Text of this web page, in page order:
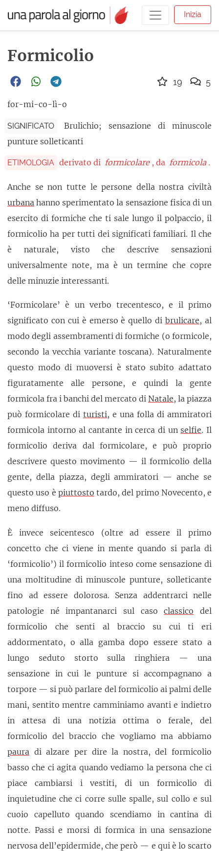
Inizia
Formicolio
for-mi-co-lì-o
SIGNIFICATO
Brulichio; sensazione di minuscole
punture solleticanti
ETIMOLOGIA derivato di formicolare , da formicola .
Anche se non tutte le persone della nostra civiltà
urbana hanno sperimentato la sensazione fisica di un
esercito di formiche che ti sale lungo il polpaccio, il
formicolio ha per tutti dei significati familiari. Il che
è naturale, visto che descrive sensazioni
universalmente note, ma è un termine che copre
delle minuzie interessanti.
‘Formicolare’ è un verbo trecentesco, e il primo
significato con cui è emerso è quello dibrulicare, al
modo degli assembramenti di formiche (o formicole,
secondo la vecchia variante toscana). Naturalmente
questo modo di muoversi è stato subito adattato
figuratamente alle persone, e quindi la gente
formicola fra i banchi del mercato di Natale, la piazza
può formicolare di turisti, e una folla di ammiratori
formicola intorno al cantante in cerca di un selfie. Il
formicolio deriva dal formicolare, e può proprio
descrivere questo movimento — il formicolio della
gente, della piazza, degli ammiratori — anche se
questo uso è piuttosto tardo, del primo Novecento, e
meno diffuso.
È invece seicentesco (oltre ad essere il primo
concetto che ci viene in mente quando si parla di
‘formicolio’) il formicolio inteso come sensazione di
una moltitudine di minuscole punture, solleticante
fino ad essere dolorosa. Senza addentrarci nelle
patologie né impantanarci sul casoclassico del
formicolio che senti al braccio su cui ti eri
addormentato, o alla gamba dopo essere stato a
lungo seduto storto sulla ringhiera — una
sensazione in cui le punture si accompagnano a
torpore — si può parlare del formicolio ai palmi delle
mani, sentito mentre camminiamo avanti e indietro
in attesa di una notizia ottima o ferale, del
formicolio del braccio che vogliamo ma abbiamo
paura di alzare per dire la nostra, del formicolio
basso che ci agita quando vediamo la persona che ci
piace cambiarsi i vestiti, di un formicolio di
inquietudine che ci corre sulle spalle, sul collo e sul
cuoio capelluto quando scendiamo in cantina di
notte. Passi e morsi di formica in una sensazione
nervosa dell’epidermide, che però — e qui è lo scarto
19 5